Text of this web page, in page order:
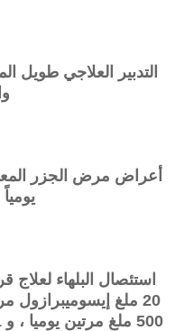
يومياً
استئصال البلهاء لعلاج
20 ملغ إيسوميبرازول